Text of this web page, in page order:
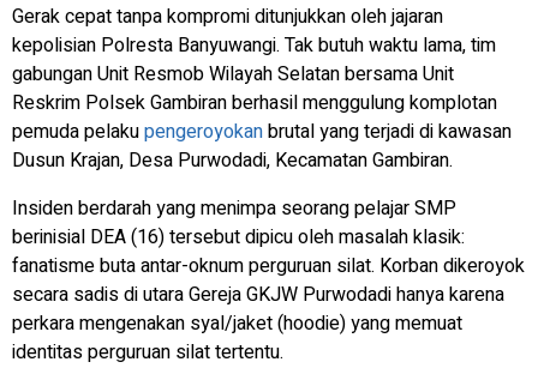
Gerak cepat tanpa kompromi ditunjukkan oleh jajaran
kepolisian Polresta Banyuwangi. Tak butuh waktu lama, tim
gabungan Unit Resmob Wilayah Selatan bersama Unit
Reskrim Polsek Gambiran berhasil menggulung komplotan
pemuda pelakupengeroyokanbrutal yang terjadi di kawasan
Dusun Krajan, Desa Purwodadi, Kecamatan Gambiran.
Insiden berdarah yang menimpa seorang pelajar SMP
berinisial DEA (16) tersebut dipicu oleh masalah klasik:
fanatisme buta antar-oknum perguruan silat. Korban dikeroyok
secara sadis di utara Gereja GKJW Purwodadi hanya karena
perkara mengenakan syal/jaket (hoodie) yang memuat
identitas perguruan silat tertentu.